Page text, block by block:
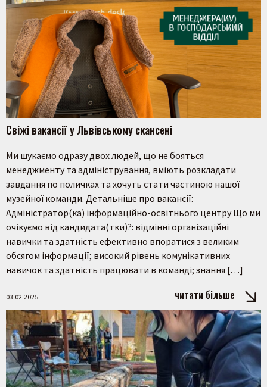
Свіжі вакансії у Львівському скансені
Ми шукаємо одразу двох людей, що не бояться
менеджменту та адміністрування, вміють розкладати
завдання по поличках та хочуть стати частиною нашої
музейної команди. Детальніше про вакансії:
Адміністратор(ка) інформаційно-освітнього центру Що ми
очікуємо від кандидата(тки)?: відмінні організаційні
навички та здатність ефективно впоратися з великим
обсягом інформації; високий рівень комунікативних
навичок та здатність працювати в команді; знання […]
03.02.2025 читати більше